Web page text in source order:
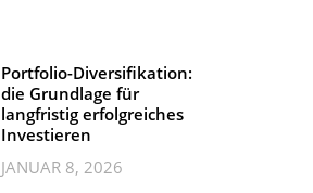
Portfolio-Diversifikation:
die Grundlage für
langfristig erfolgreiches
Investieren
JANUAR 8, 2026